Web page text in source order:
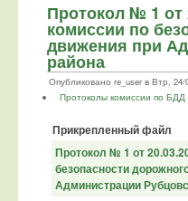
Протокол № 1 от
комиссии по
движения при
района
Опубликовано re_user в Втр, 24/
Протоколы комиссии по БДД
Прикрепленный файл
Протокол № 1 от
безопасности
Администрации